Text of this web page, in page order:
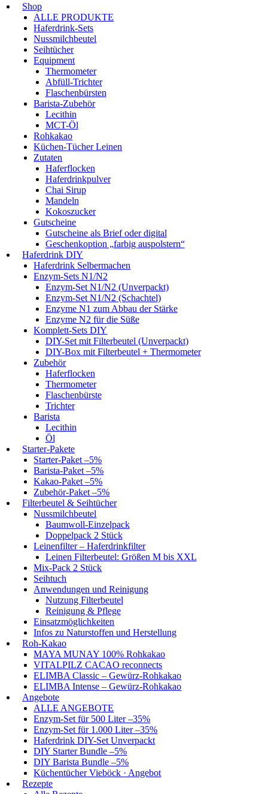
Shop
ALLE PRODUKTE
Haferdrink-Sets
Nussmilchbeutel
Seihtücher
Equipment
Thermometer
Abfüll-Trichter
Flaschenbürsten
Barista-Zubehör
Lecithin
MCT-Öl
Rohkakao
Küchen-Tücher Leinen
Zutaten
Haferflocken
Haferdrinkpulver
Chai Sirup
Mandeln
Kokoszucker
Gutscheine
Gutscheine als Brief oder digital
Geschenkoption „farbig auspolstern“
Haferdrink DIY
Haferdrink Selbermachen
Enzym-Sets N1/N2
Enzym-Set N1/N2 (Unverpackt)
Enzym-Set N1/N2 (Schachtel)
Enzyme N1 zum Abbau der Stärke
Enzyme N2 für die Süße
Komplett-Sets DIY
DIY-Set mit Filterbeutel (Unverpackt)
DIY-Box mit Filterbeutel + Thermometer
Zubehör
Haferflocken
Thermometer
Flaschenbürste
Trichter
Barista
Lecithin
Öl
Starter-Pakete
Starter-Paket –5%
Barista-Paket –5%
Kakao-Paket –5%
Zubehör-Paket –5%
Filterbeutel & Seihtücher
Nussmilchbeutel
Baumwoll-Einzelpack
Doppelpack 2 Stück
Leinenfilter – Haferdrinkfilter
Leinen Filterbeutel: Größen M bis XXL
Mix-Pack 2 Stück
Seihtuch
Anwendungen und Reinigung
Nutzung Filterbeutel
Reinigung & Pflege
Einsatzmöglichkeiten
Infos zu Naturstoffen und Herstellung
Roh-Kakao
MAYA MUNAY 100% Rohkakao
VITALPILZ CACAO reconnects
ELIMBA Classic – Gewürz-Rohkakao
ELIMBA Intense – Gewürz-Rohkakao
Angebote
ALLE ANGEBOTE
Enzym-Set für 500 Liter –35%
Enzym-Set für 1.000 Liter –35%
Haferdrink DIY-Set Unverpackt
DIY Starter Bundle –5%
DIY Barista Bundle –5%
Küchentücher Vieböck · Angebot
Rezepte